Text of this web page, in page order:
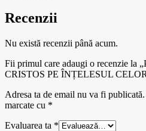
Recenzii
Nu există recenzii până acum.
Fii primul care adaugi o recenzie la
CRISTOS PE ÎNȚELESUL
Adresa ta de email nu va fi publicată.
marcate cu *
Evaluarea ta *